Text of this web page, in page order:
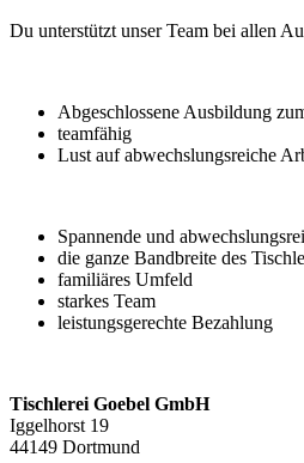
Du unterstützt unser Team bei allen
Abgeschlossene Ausbildung
teamfähig
Lust auf abwechslungsreiche
Spannende und
die ganze Bandbreite des
familiäres Umfeld
starkes Team
leistungsgerechte Bezahlung
Tischlerei Goebel GmbH
Iggelhorst 19
44149 Dortmund